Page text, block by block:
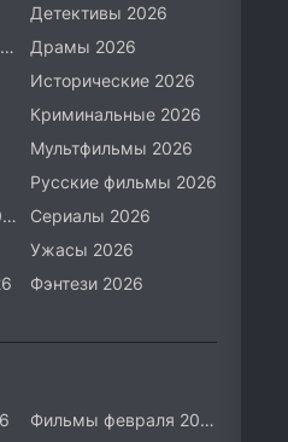
Детективы 2026
Документальные 2026
Драмы 2026
Исторические 2026
Криминальные 2026
Мультфильмы 2026
Русские фильмы 2026
Русские сериалы 2026
Сериалы 2026
Ужасы 2026
Фэнтези 2026
Фильмы февраля 2026